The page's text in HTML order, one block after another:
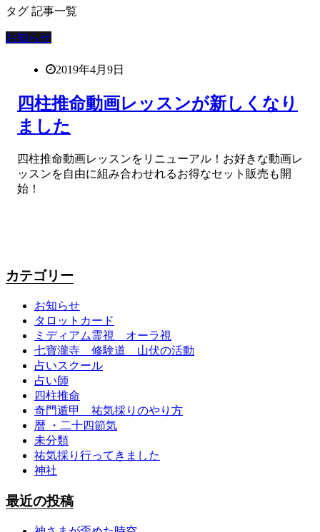
タグ 記事一覧
お知らせ
2019年4月9日
四柱推命動画レッスンが新しくなり
ました
四柱推命動画レッスンをリニューアル！お好きな動画レ
ッスンを自由に組み合わせれるお得なセット販売も開
始！
カテゴリー
お知らせ
タロットカード
ミディアム霊視 オーラ視
七寶瀧寺 修験道 山伏の活動
占いスクール
占い師
四柱推命
奇門遁甲 祐気採りのやり方
暦 ・二十四節気
未分類
祐気採り行ってきました
神社
最近の投稿